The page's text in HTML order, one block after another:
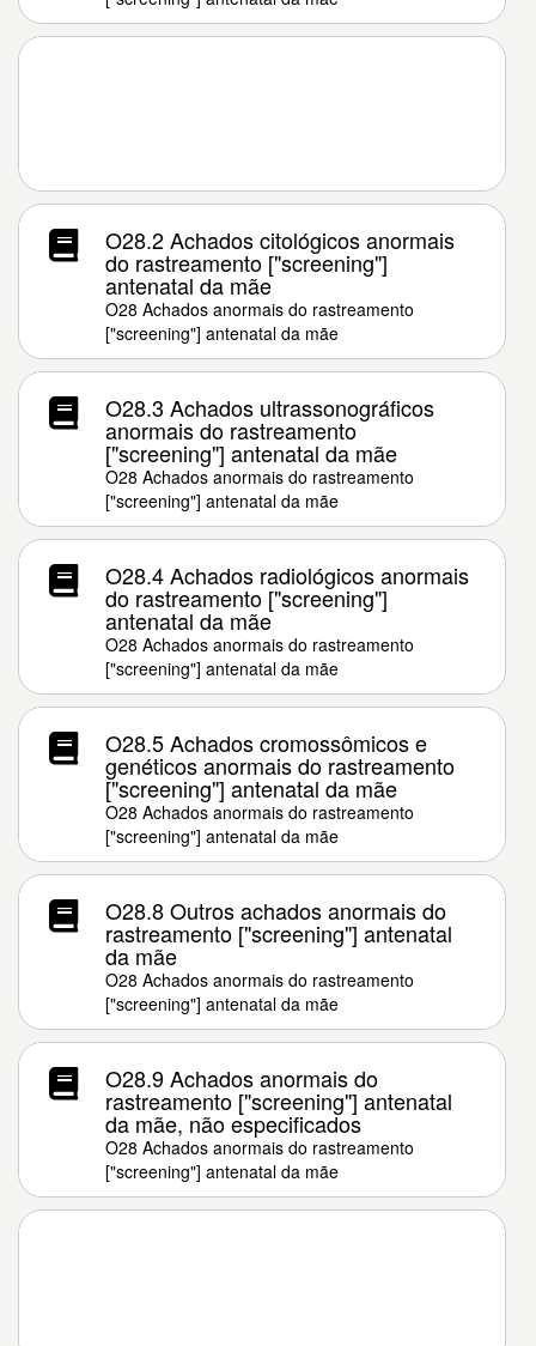
O28.2 Achados citológicos anormais
do rastreamento ["screening"]
antenatal da mãe
O28 Achados anormais do rastreamento
["screening"] antenatal da mãe
O28.3 Achados ultrassonográficos
anormais do rastreamento
["screening"] antenatal da mãe
O28 Achados anormais do rastreamento
["screening"] antenatal da mãe
O28.4 Achados radiológicos anormais
do rastreamento ["screening"]
antenatal da mãe
O28 Achados anormais do rastreamento
["screening"] antenatal da mãe
O28.5 Achados cromossômicos e
genéticos anormais do rastreamento
["screening"] antenatal da mãe
O28 Achados anormais do rastreamento
["screening"] antenatal da mãe
O28.8 Outros achados anormais do
rastreamento ["screening"] antenatal
da mãe
O28 Achados anormais do rastreamento
["screening"] antenatal da mãe
O28.9 Achados anormais do
rastreamento ["screening"] antenatal
da mãe, não especificados
O28 Achados anormais do rastreamento
["screening"] antenatal da mãe